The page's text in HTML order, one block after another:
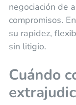
negociación de
compromisos.
su rapidez,
sin litigio.
Cuándo